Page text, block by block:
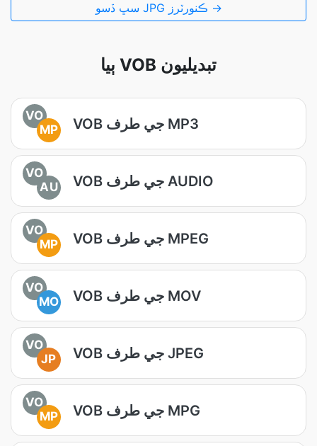
سڀ ڏسو JPG ڪنورٽرز →
ٻيا VOB تبديليون
VO
MP
VOB جي طرف MP3
VO
AU
VOB جي طرف AUDIO
VO
MP
VOB جي طرف MPEG
VO
MO
VOB جي طرف MOV
VO
JP
VOB جي طرف JPEG
VO
MP
VOB جي طرف MPG